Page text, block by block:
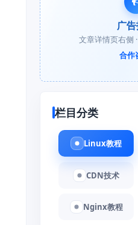
广
文章详情页右侧
合作
栏目分类
Linux教程
CDN技术
Nginx教程